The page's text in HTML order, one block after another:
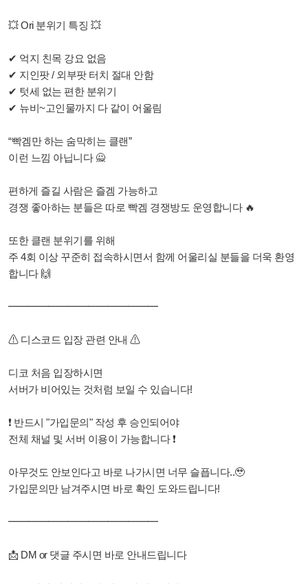
💥 Ori 분위기 특징 💥
✔ 억지 친목 강요 없음
✔ 지인팟 / 외부팟 터치 절대 안함
✔ 텃세 없는 편한 분위기
✔ 뉴비~고인물까지 다 같이 어울림
“빡겜만 하는 숨막히는 클랜”
이런 느낌 아닙니다 🙅
편하게 즐길 사람은 즐겜 가능하고
경쟁 좋아하는 분들은 따로 빡겜 경쟁방도 운영합니다 🔥
또한 클랜 분위기를 위해
주 4회 이상 꾸준히 접속하시면서 함께 어울리실 분들을 더욱 환영
합니다 🙌
━━━━━━━━━━━━━━━
⚠ 디스코드 입장 관련 안내 ⚠
디코 처음 입장하시면
서버가 비어있는 것처럼 보일 수 있습니다!
❗ 반드시 "가입문의" 작성 후 승인되어야
전체 채널 및 서버 이용이 가능합니다 ❗
아무것도 안보인다고 바로 나가시면 너무 슬픕니다..🥹
가입문의만 남겨주시면 바로 확인 도와드립니다!
━━━━━━━━━━━━━━━
📩 DM or 댓글 주시면 바로 안내드립니다